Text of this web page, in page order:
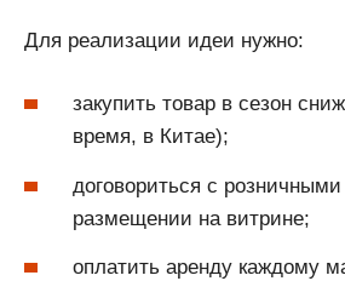
Для реализации идеи нужно:
закупить товар в сезон
время, в Китае);
договориться с
размещении на витрине;
оплатить аренду каждому